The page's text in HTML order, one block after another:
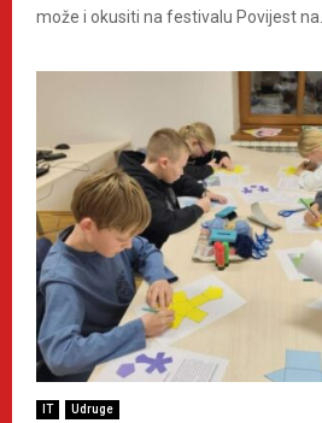
može i okusiti na festivalu Povijest na...
IT Udruge